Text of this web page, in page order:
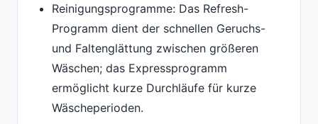
Reinigungsprogramme: Das Refresh-
Programm dient der schnellen Geruchs-
und Faltenglättung zwischen größeren
Wäschen; das Expressprogramm
ermöglicht kurze Durchläufe für kurze
Wäscheperioden.